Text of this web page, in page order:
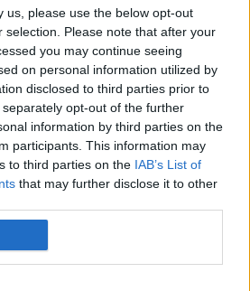
us, please use the below opt-out
selection. Please note that after your
you may continue seeing
on personal information utilized by
disclosed to third parties prior to
opt-out of the further
information by third parties on the
participants. This information may
to third parties on the IAB’s List of
that may further disclose it to other
fost găsit în camionul de
gunoi